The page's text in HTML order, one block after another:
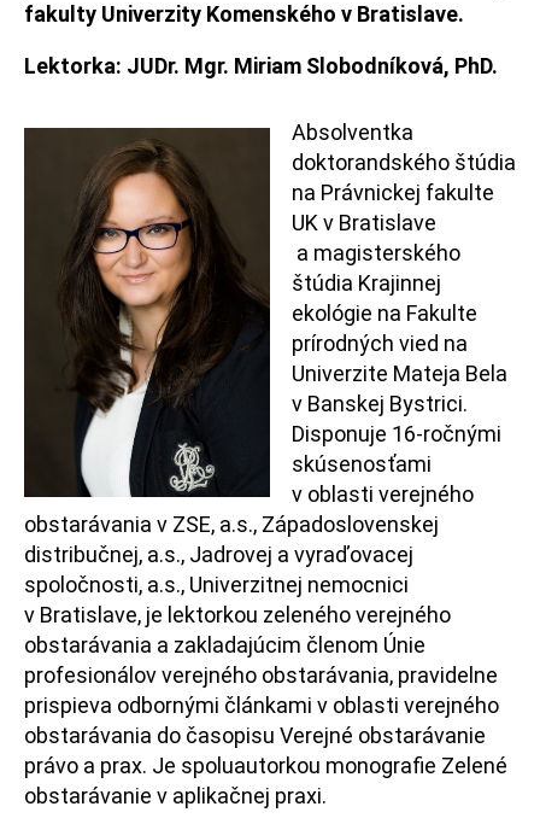
fakulty Univerzity Komenského v Bratislave.
Lektorka: JUDr. Mgr. Miriam Slobodníková, PhD.
Absolventka
doktorandského štúdia
na Právnickej fakulte
UK v Bratislave
a magisterského
štúdia Krajinnej
ekológie na Fakulte
prírodných vied na
Univerzite Mateja Bela
v Banskej Bystrici.
Disponuje 16-ročnými
skúsenosťami
v oblasti verejného
obstarávania v ZSE, a.s., Západoslovenskej
distribučnej, a.s., Jadrovej a vyraďovacej
spoločnosti, a.s., Univerzitnej nemocnici
v Bratislave, je lektorkou zeleného verejného
obstarávania a zakladajúcim členom Únie
profesionálov verejného obstarávania, pravidelne
prispieva odbornými článkami v oblasti verejného
obstarávania do časopisu Verejné obstarávanie
právo a prax. Je spoluautorkou monografie Zelené
obstarávanie v aplikačnej praxi.